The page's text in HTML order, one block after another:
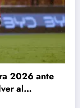
ante
al